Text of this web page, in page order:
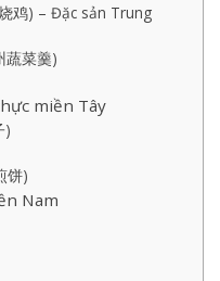
鸡) – Đặc sản Trung
蔬菜羹)
miền Tây
)
饼)
Nam